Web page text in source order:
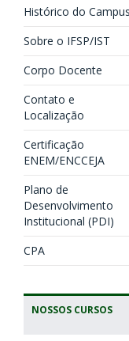
Histórico do Campus
Sobre o IFSP/IST
Corpo Docente
Contato e
Localização
Certificação
ENEM/ENCCEJA
Plano de
Desenvolvimento
Institucional (PDI)
CPA
NOSSOS CURSOS